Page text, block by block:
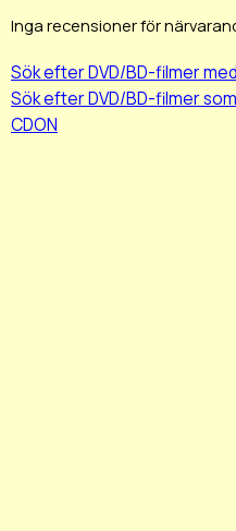
Inga recensioner för
Sök efter DVD/BD-filmer
Sök efter DVD/BD-filmer
CDON